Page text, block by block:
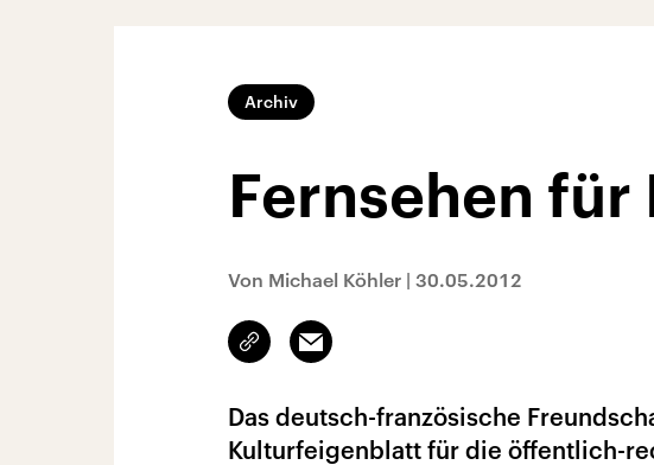
Archiv
Fernsehen
Von Michael Köhler | 30.05.2012
Link
kopieren/teilen
Email
Das deutsch-französische
Kulturfeigenblatt für die öffentlich-